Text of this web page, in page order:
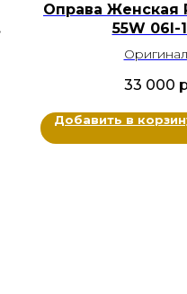
Оправа Женская
55W 06I-
Оригинал
Цвет: Бежевый,
Размер: 53-
33 000
Добавить в